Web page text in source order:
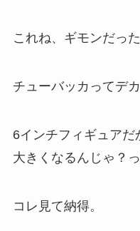
これね、ギモンだっ
チューバッカってデ
6インチフィギュア
大きくなるんじゃ？っ
コレ見て納得。